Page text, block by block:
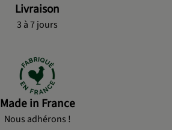
Livraison
3 à 7 jours
Made in France
Nous adhérons !